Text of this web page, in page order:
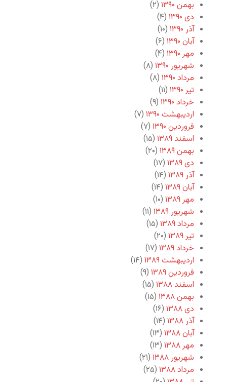
بهمن ۱۳۹۰
(۲)
دی ۱۳۹۰
(۴)
آذر ۱۳۹۰
(۱۰)
آبان ۱۳۹۰
(۶)
مهر ۱۳۹۰
(۴)
شهریور ۱۳۹۰
(۸)
مرداد ۱۳۹۰
(۸)
تیر ۱۳۹۰
(۱۱)
خرداد ۱۳۹۰
(۹)
اردیبهشت ۱۳۹۰
(۷)
فروردین ۱۳۹۰
(۷)
اسفند ۱۳۸۹
(۱۵)
بهمن ۱۳۸۹
(۲۰)
دی ۱۳۸۹
(۱۷)
آذر ۱۳۸۹
(۱۴)
آبان ۱۳۸۹
(۱۴)
مهر ۱۳۸۹
(۱۰)
شهریور ۱۳۸۹
(۱۱)
مرداد ۱۳۸۹
(۱۵)
تیر ۱۳۸۹
(۲۰)
خرداد ۱۳۸۹
(۱۷)
اردیبهشت ۱۳۸۹
(۱۴)
فروردین ۱۳۸۹
(۹)
اسفند ۱۳۸۸
(۱۵)
بهمن ۱۳۸۸
(۱۵)
دی ۱۳۸۸
(۱۶)
آذر ۱۳۸۸
(۱۴)
آبان ۱۳۸۸
(۱۳)
مهر ۱۳۸۸
(۱۳)
شهریور ۱۳۸۸
(۲۱)
مرداد ۱۳۸۸
(۲۵)